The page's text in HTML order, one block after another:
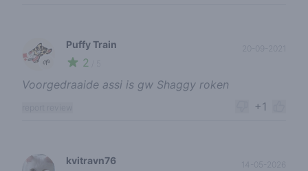
🌱
Puffy Train
2
Voorgedraaide assi is gw Shaggy roken
+1
kvitravn76